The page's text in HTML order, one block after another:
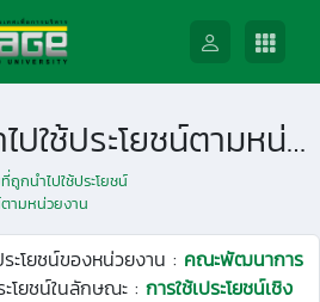
งานวิจัยที่ถูกนำไปใช้ประโยชน์ตามหน่วยงาน
ถูกนำไปใช้ประโยชน์
ามหน่วยงาน
ะโยชน์ของหน่วยงาน : คณะพัฒนาการ
ะโยชน์ในลักษณะ : การใช้เประโยชน์เชิง